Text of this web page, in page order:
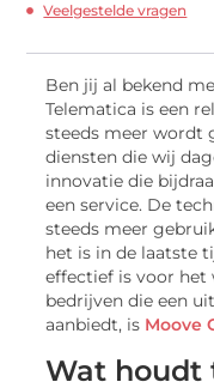
Veelgestelde vragen
Ben jij al bekend
Telematica is een
steeds meer wordt
diensten die wij
innovatie die
een service. De
steeds meer
het is in de laatste
effectief is voor het
bedrijven die een
aanbiedt, is Moove
Wat houdt